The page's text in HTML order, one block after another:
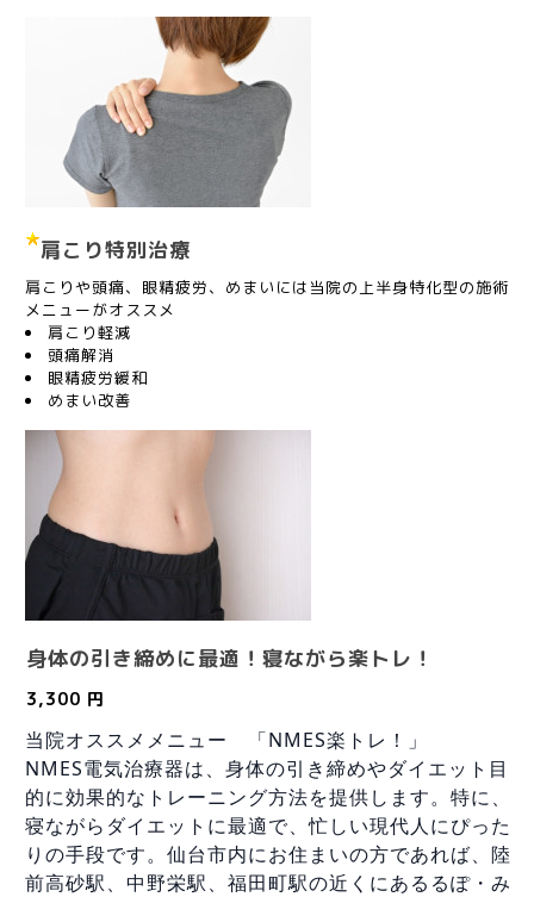
肩こり特別治療
肩こりや頭痛、眼精疲労、めまいには当院の上半身特化型の施術
メニューがオススメ
肩こり軽減
頭痛解消
眼精疲労緩和
めまい改善
身体の引き締めに最適！寝ながら楽トレ！
3,300 円
当院オススメメニュー 「NMES楽トレ！」
NMES電気治療器は、身体の引き締めやダイエット目
的に効果的なトレーニング方法を提供します。特に、
寝ながらダイエットに最適で、忙しい現代人にぴった
りの手段です。仙台市内にお住まいの方であれば、陸
前高砂駅、中野栄駅、福田町駅の近くにあるるぽ・み